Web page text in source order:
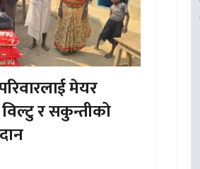
मेयर
र सकुन्तीको